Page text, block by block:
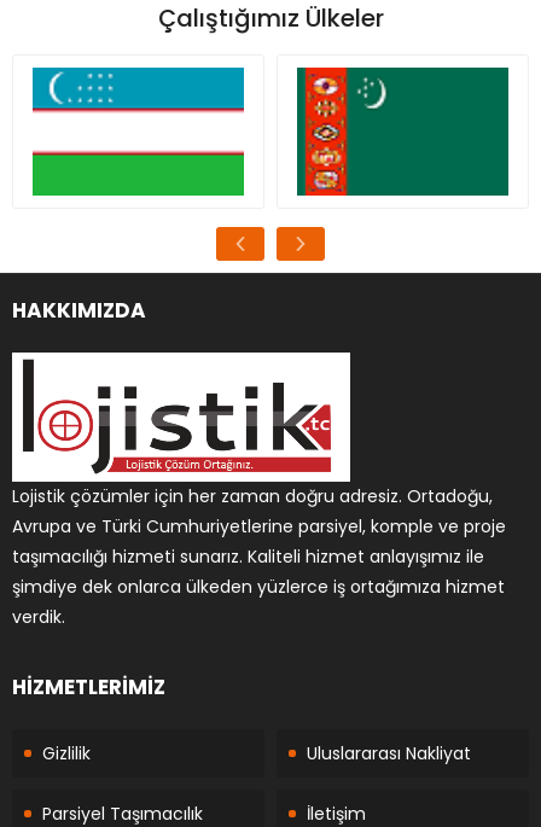
Çalıştığımız Ülkeler
HAKKIMIZDA
Lojistik çözümler için her zaman doğru adresiz. Ortadoğu,
Avrupa ve Türki Cumhuriyetlerine parsiyel, komple ve proje
taşımacılığı hizmeti sunarız. Kaliteli hizmet anlayışımız ile
şimdiye dek onlarca ülkeden yüzlerce iş ortağımıza hizmet
verdik.
HİZMETLERİMİZ
Gizlilik Uluslararası Nakliyat
Parsiyel Taşımacılık İletişim